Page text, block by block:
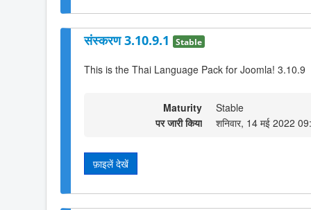
संस्करण 3.10.9.1 Stable
This is the Thai Language Pack for Joomla! 3.10.9
Maturity
Stable
पर जारी किया
शनिवार, 14 मई 2022
फ़ाइलें देखें